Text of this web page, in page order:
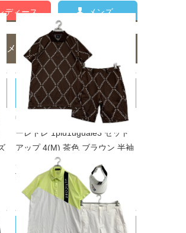
ディース メンズ
メンズのコーディネート一覧
1PIU1UGUALE3/ウノピｭウノウグ
ァーレトレ
中古 メンズ ウノピュウノウグァ
ーレトレ 1piu1uguale3 セット
アップ 4(M) 茶色 ブラウン 半袖
ポロシャツ×ハーフパンツ
¥28,600 税込
BRIDGESTONE GOLF/ブリヂスト